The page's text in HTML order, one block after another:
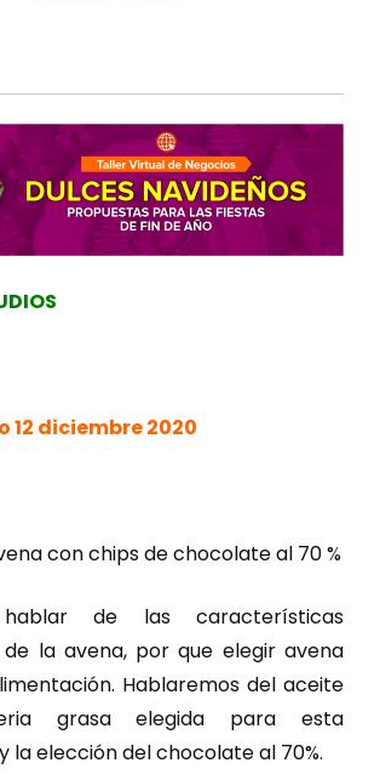
12 diciembre 2020
con chips de chocolate al 70 %
de las características
de la avena, por que elegir avena
Hablaremos del aceite
grasa elegida para esta
la elección del chocolate al 70%.